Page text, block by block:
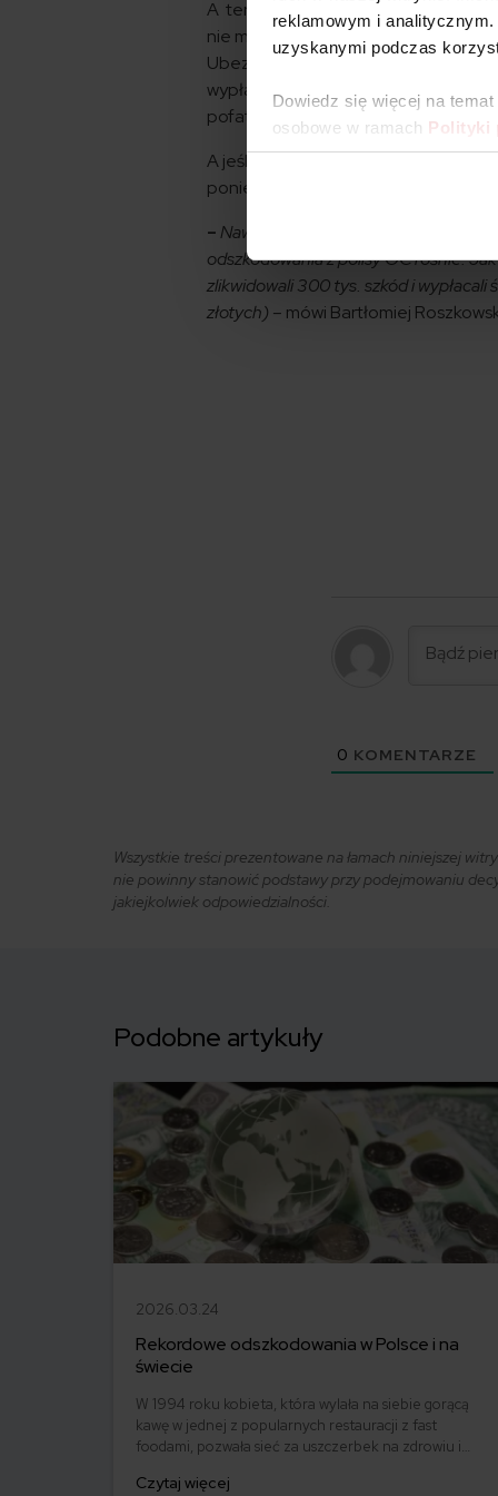
reklamowym i
uzyskanymi podczas
Dowiedz się więcej na
osobowe w ramach Polityki
A teraz wyobraźmy sobie, że to my
nie ma
ubezpieczenia OC
. Co
Ubezpieczeniowy Fundusz
wypłaconej kwoty. Rekordzista jest
pofatyguje się do niego komornik lub
A jeśli kierowca, który spowodował
poniesione przez UFG koszty do
–Nawet jeśli nie mówimy o
odszkodowania z polisy OC rośnie.
zlikwidowali 300 tys. szkód i
złotych) – mówi Bartłomiej
0 KOMENTARZE
Wszystkie treści prezentowane na łamach niniejszej
nie powinny stanowić podstawy przy podejmowaniu
jakiejkolwiek odpowiedzialności.
Podobne artykuły
2026.03.24
Rekordowe odszkodowania w Polsce i na
świecie
W 1994 roku kobieta, która wylała na siebie gorącą
kawę w jednej z popularnych restauracji z fast
foodami, pozwała sieć za uszczerbek na zdrowiu i
dolarów. Od tamtej pory dwie rzeczy na stałe
Czytaj więcej